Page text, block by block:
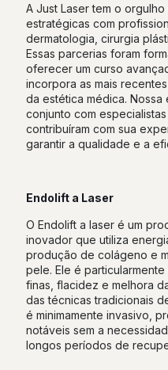
A Just Laser tem o
estratégicas com
dermatologia, cirurgia
Essas parcerias foram
oferecer um curso
incorpora as mais
da estética médica. Nossa
conjunto com
contribuíram com sua
garantir a qualidade e a
Endolift a Laser
O Endolift a laser é um
inovador que utiliza
produção de colágeno e
pele. Ele é
finas, flacidez e melhora
das técnicas tradicionais
é minimamente invasivo,
notáveis sem a
longos períodos de